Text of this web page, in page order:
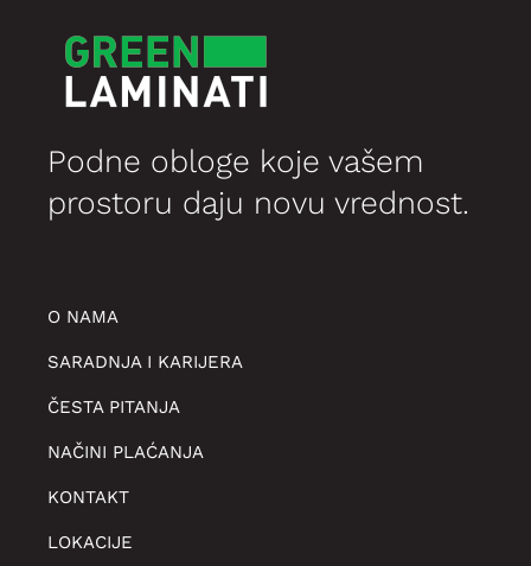
Podne obloge koje vašem
prostoru daju novu vrednost.
O NAMA
SARADNJA I KARIJERA
ČESTA PITANJA
NAČINI PLAĆANJA
KONTAKT
LOKACIJE